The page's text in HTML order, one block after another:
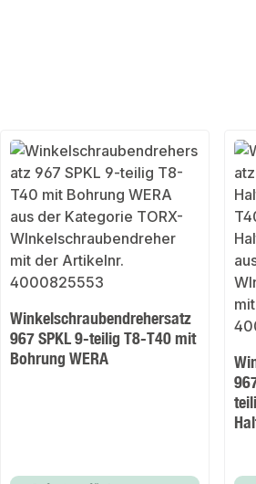
Winkelschraubendrehersatz
967 SPKL 9-teilig T8-T40 mit
Bohrung WERA